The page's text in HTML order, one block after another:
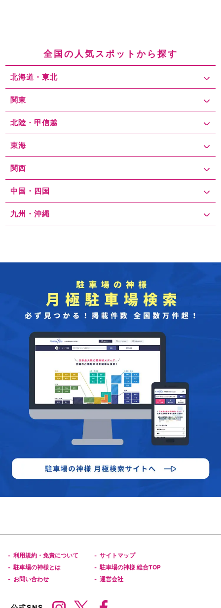
全国の人気スポットから探す
北海道・東北
関東
北陸・甲信越
東海
関西
中国・四国
九州・沖縄
- 利用規約・免責について - サイトマップ
- 駐車場の神様とは - 駐車場の神様 総合TOP
- お問い合わせ - 運営会社